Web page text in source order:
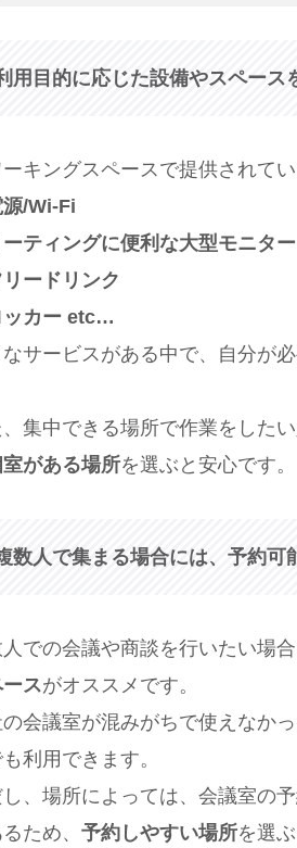
用目的に応じた設備やスペース
ーキングスペースで提供されて
源/Wi-Fi
ーティングに便利な大型モニター
リードリンク
ッカー etc…
サービスがある中で、自分が
、集中できる場所で作業をした
がある場所を選ぶと安心です。
数人で集まる場合には、予約可
での会議や商談を行いたい場合
スがオススメです。
会議室が混みがちで使えなか
利用できます。
し、場所によっては、会議室の
ため、 予約しやすい場所を選